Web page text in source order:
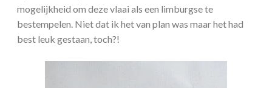
mogelijkheid om deze vlaai als een limburgse te
bestempelen. Niet dat ik het van plan was maar het had
best leuk gestaan, toch?!